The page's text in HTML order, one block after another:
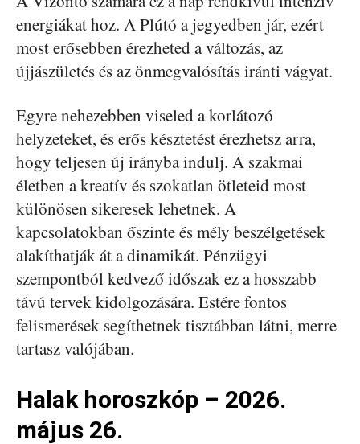
energiákat hoz. A Plútó a jegyedben jár, ezért
most erősebben érezheted a változás, az
újjászületés és az önmegvalósítás iránti vágyat.
Egyre nehezebben viseled a korlátozó
helyzeteket, és erős késztetést érezhetsz arra,
hogy teljesen új irányba indulj. A szakmai
életben a kreatív és szokatlan ötleteid most
különösen sikeresek lehetnek. A
kapcsolatokban őszinte és mély beszélgetések
alakíthatják át a dinamikát. Pénzügyi
szempontból kedvező időszak ez a hosszabb
távú tervek kidolgozására. Estére fontos
felismerések segíthetnek tisztábban látni, merre
tartasz valójában.
Halak horoszkóp – 2026.
május 26.